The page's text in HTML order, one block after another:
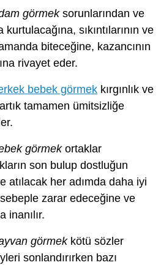
görmeksorunlarından ve
kurtulacağına, sıkıntılarının ve
biteceğine, kazancının
rivayet eder.
bebek görmek kırgınlık ve
tamamen ümitsizliğe
görmekortaklar
son bulup dostluğun
atılacak her adımda daha iyi
zarar edeceğine ve
inanılır.
görmekkötü sözler
sonlandırırken bazı